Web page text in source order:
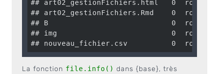
## art02_gestionFichiers.html   0  root
## art02_gestionFichiers.Rmd    0  root
## B                            0  root
## img                          0  root
## nouveau_fichier.csv          0  root
La fonction file.info() dans {base}, très